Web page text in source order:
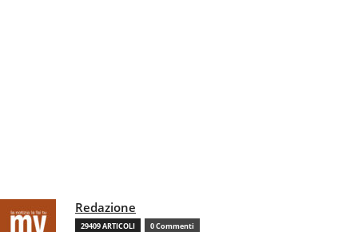
Redazione
29409 ARTICOLI 0 Commenti